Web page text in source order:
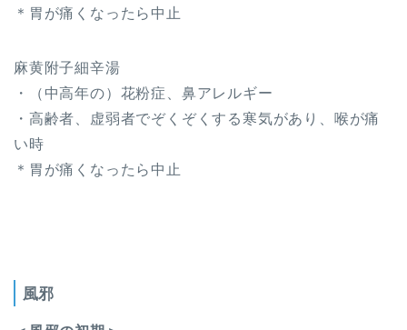
＊胃が痛くなったら中止
麻黄附子細辛湯
・（中高年の）花粉症、鼻アレルギー
・高齢者、虚弱者でぞくぞくする寒気があり、喉が痛
い時
＊胃が痛くなったら中止
風邪